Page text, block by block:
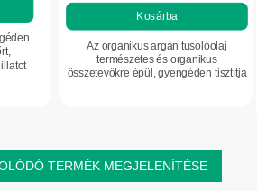
Kosárba
Az organikus argán tusolóolaj
természetes és organikus
összetevőkre épül, gyengéden tisztítja
TERMÉK MEGJELENÍTÉSE